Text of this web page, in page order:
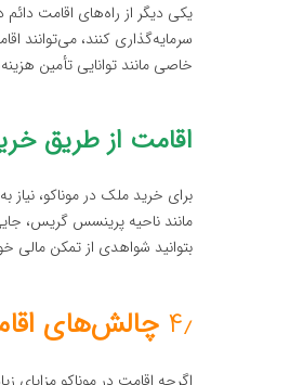
یکی دیگر از راه‌های اقامت
سرمایه‌گذاری کنند، می‌توانند
خاصی مانند توانایی تأمین
اقامت از طریق
برای خرید ملک در موناکو،
مانند ناحیه پرینسس گریس،
بتوانید شواهدی از تمکن مالی
۴٫ چالش‌های